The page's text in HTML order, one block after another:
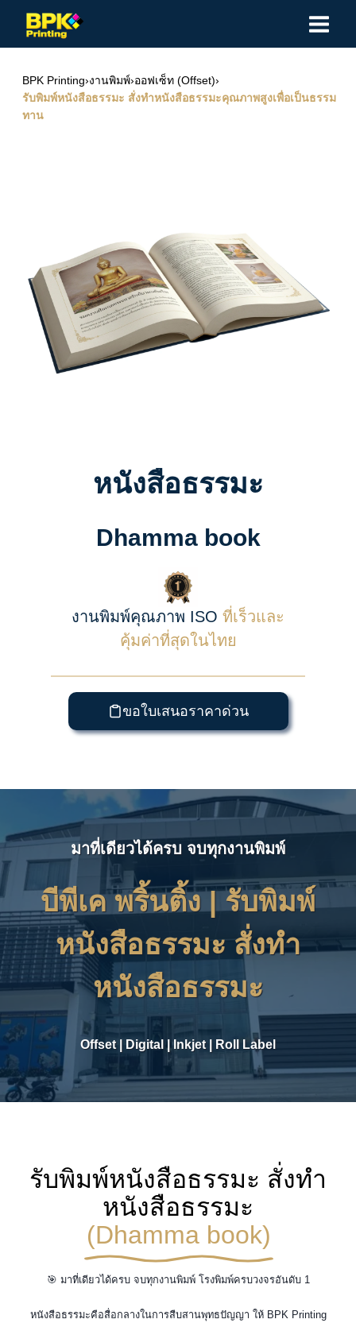
BPK Printing›งานพิมพ์›ออฟเซ็ท (Offset)›
รับพิมพ์หนังสือธรรมะ สั่งทำหนังสือธรรมะคุณภาพสูงเพื่อเป็นธรรม
ทาน
หนังสือธรรมะ
Dhamma book
งานพิมพ์คุณภาพ ISO ที่เร็วและ
คุ้มค่าที่สุดในไทย
ขอใบเสนอราคาด่วน
มาที่เดียวได้ครบ จบทุกงานพิมพ์
บีพีเค พริ้นติ้ง | รับพิมพ์
หนังสือธรรมะ สั่งทำ
หนังสือธรรมะ
Offset| Digital Inkjet| Roll Label
รับพิมพ์หนังสือธรรมะ สั่งทำ
หนังสือธรรมะ
(Dhamma book)
🎯 มาที่เดียวได้ครบ จบทุกงานพิมพ์ โรงพิมพ์ครบวงจรอันดับ 1
หนังสือธรรมะคือสื่อกลางในการสืบสานพุทธปัญญา ให้ BPK Printing